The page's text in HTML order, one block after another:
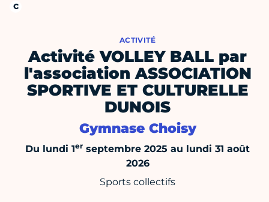
ACTIVITÉ
Activité VOLLEY BALL par
l'association ASSOCIATION
SPORTIVE ET CULTURELLE
DUNOIS
Gymnase Choisy
Du lundi 1er septembre 2025 au lundi 31 août
2026
Sports collectifs